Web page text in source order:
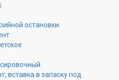
остановки
вставка в запаску под